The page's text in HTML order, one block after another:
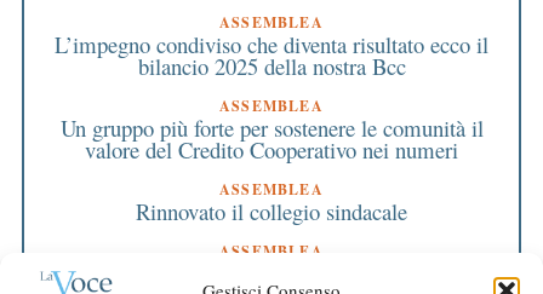
ASSEMBLEA
L’impegno condiviso che diventa risultato ecco il
bilancio 2025 della nostra Bcc
ASSEMBLEA
Un gruppo più forte per sostenere le comunità il
valore del Credito Cooperativo nei numeri
ASSEMBLEA
Rinnovato il collegio sindacale
ASSEMBLEA
Bilancio approvato all’unanimità e 2 milioni